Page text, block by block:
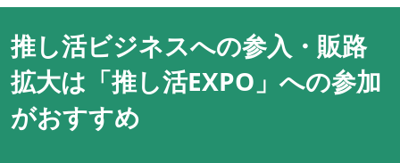
推し活ビジネスへの参入・販路
拡大は「推し活EXPO」への参加
がおすすめ